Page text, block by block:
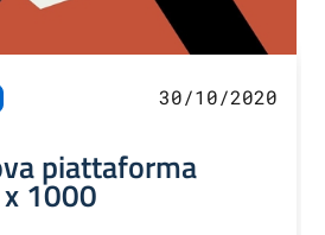
30/10/2020
piattaforma
1000